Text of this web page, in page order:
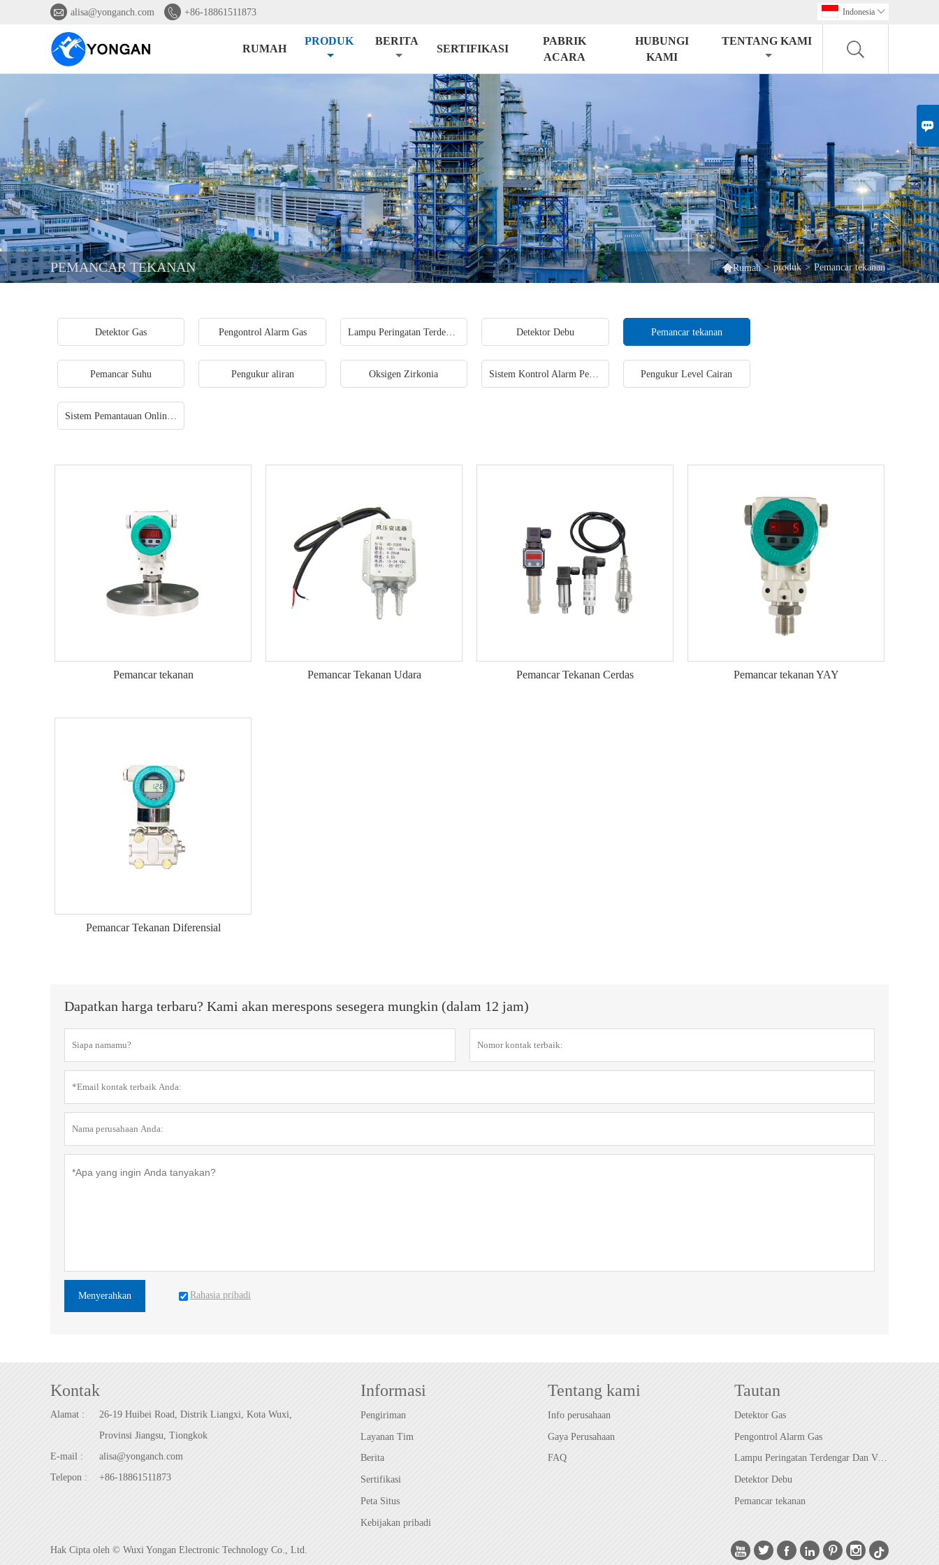

 alisa@yonganch.com  +86-18861511873 Indonesia 
RUMAH
PRODUK BERITA
SERTIFIKASI
PABRIK
ACARA
HUBUNGI
KAMI
TENTANG KAMI
PEMANCAR TEKANAN Rumah > produk > Pemancar tekanan
Detektor Gas Pengontrol Alarm Gas Lampu Peringatan Terdengar Dan Visual Detektor Debu Pemancar tekanan
Pemancar Suhu Pengukur aliran Oksigen Zirkonia Sistem Kontrol Alarm Percikan Pipa Pengukur Level Cairan
Sistem Pemantauan Online Gas Buang
Pemancar tekanan Pemancar Tekanan Udara Pemancar Tekanan Cerdas Pemancar tekanan YAY
Pemancar Tekanan Diferensial
Dapatkan harga terbaru? Kami akan merespons sesegera mungkin (dalam 12 jam)
Menyerahkan Rahasia pribadi
Kontak
Alamat :
26-19 Huibei Road, Distrik Liangxi, Kota Wuxi,
Provinsi Jiangsu, Tiongkok
E-mail :
alisa@yonganch.com
Telepon :
+86-18861511873
Informasi
Pengiriman
Layanan Tim
Berita
Sertifikasi
Peta Situs
Kebijakan pribadi
Tentang kami
Info perusahaan
Gaya Perusahaan
FAQ
Tautan
Detektor Gas
Pengontrol Alarm Gas
Lampu Peringatan Terdengar Dan Visual
Detektor Debu
Pemancar tekanan
Hak Cipta oleh © Wuxi Yongan Electronic Technology Co., Ltd.      